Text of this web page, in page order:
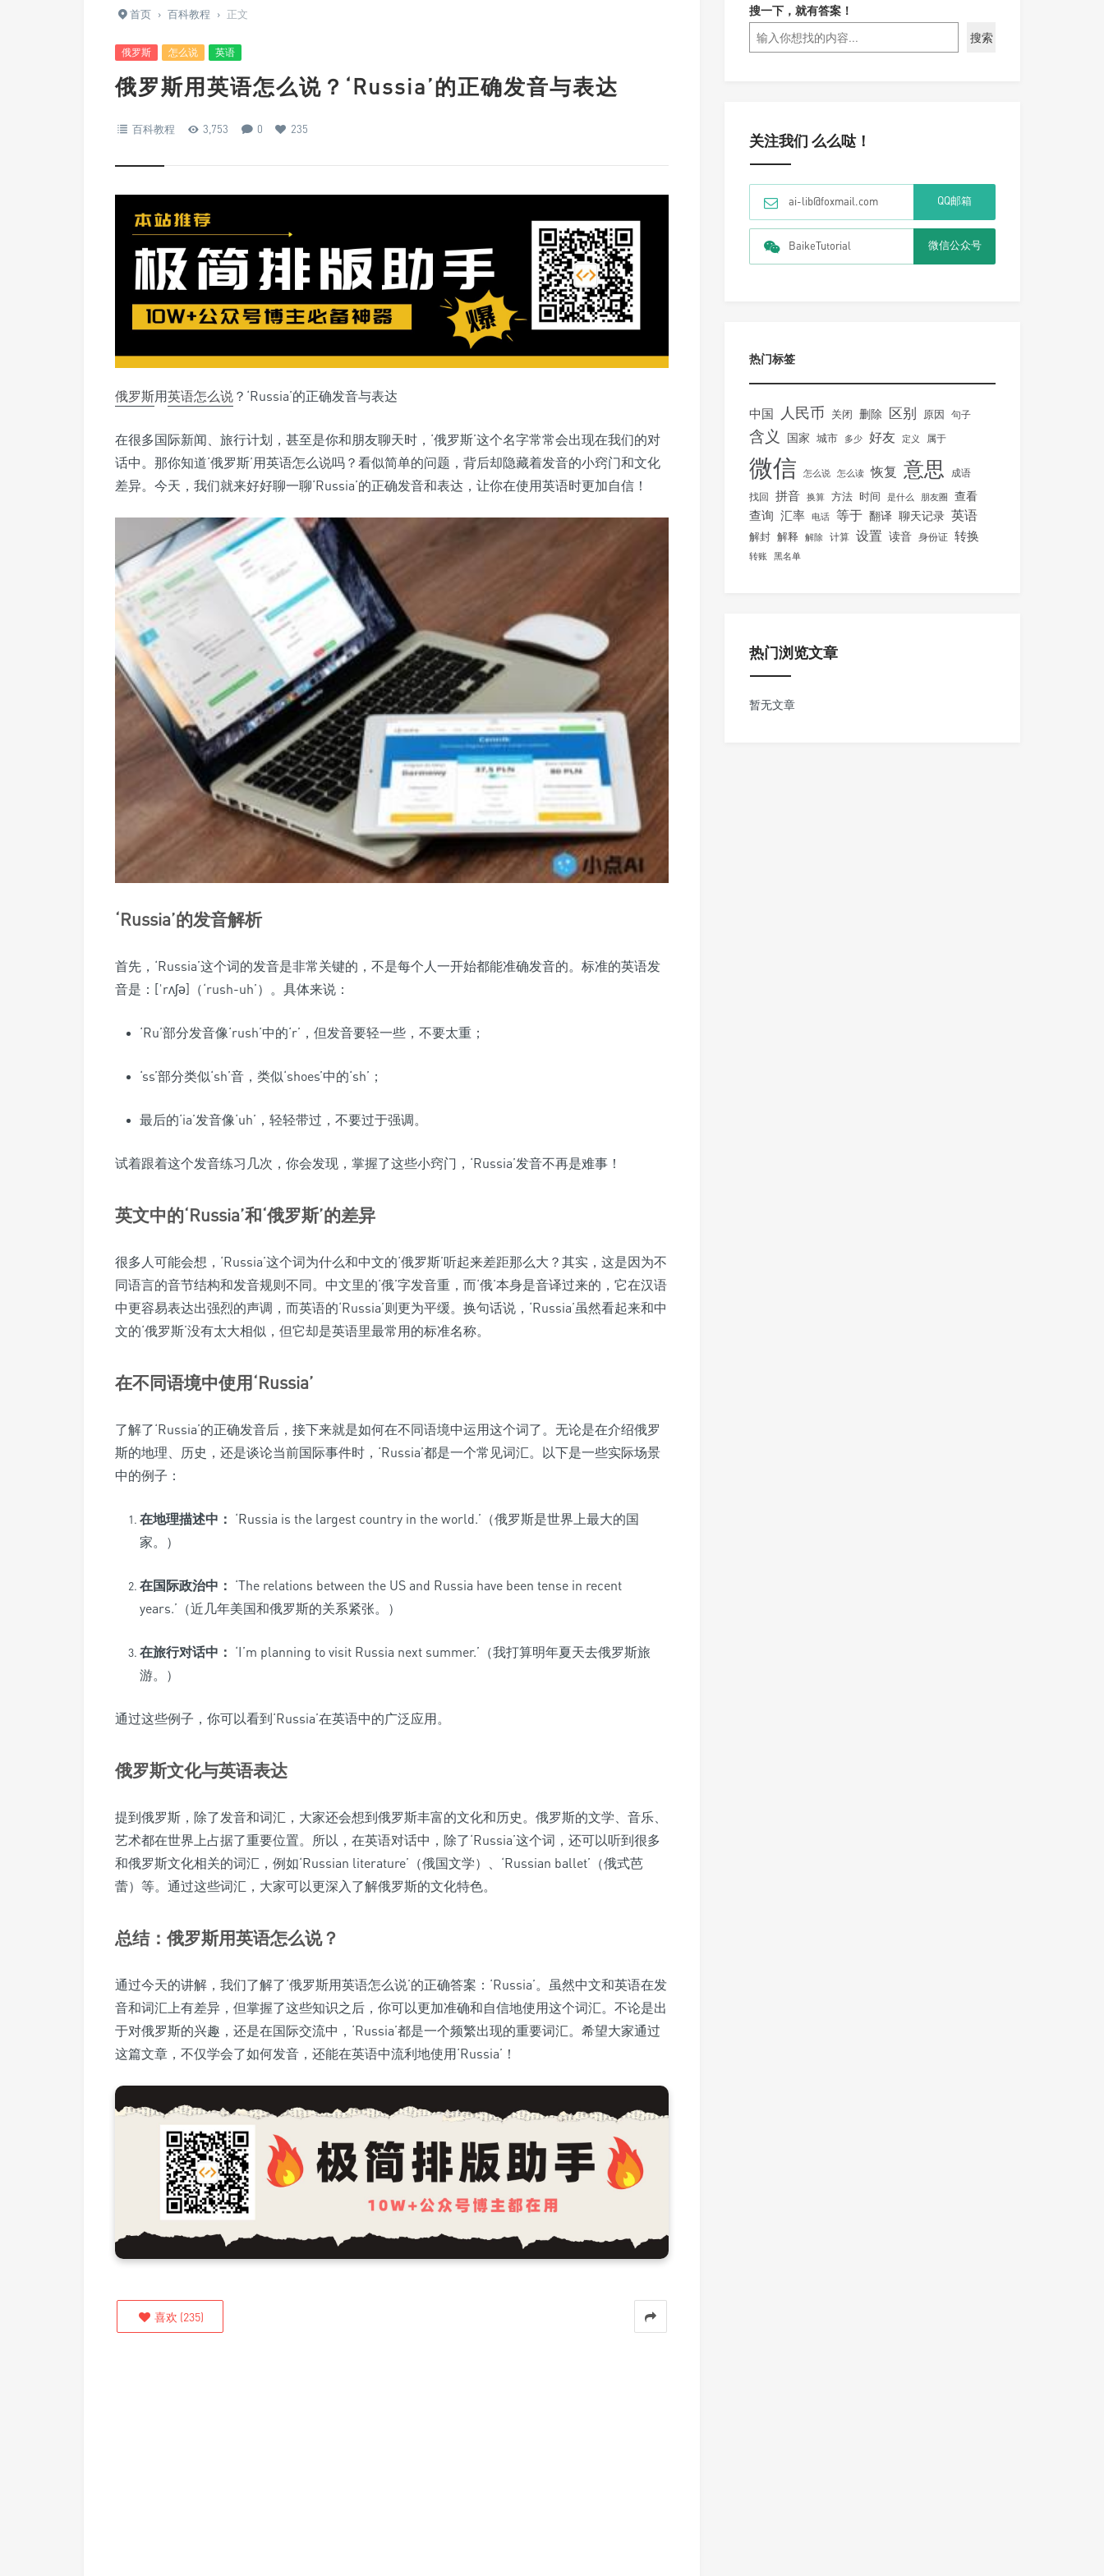
首页 › 百科教程 › 正文
俄罗斯 怎么说 英语
俄罗斯用英语怎么说？‘Russia’的正确发音与表达
百科教程 3,753 0 235
俄罗斯用英语怎么说 ？‘Russia’的正确发音与表达
在很多国际新闻、旅行计划，甚至是你和朋友聊天时，‘俄罗斯’这个名字常常会出现在我们的对
话中。那你知道‘俄罗斯’用英语怎么说吗？看似简单的问题，背后却隐藏着发音的小窍门和文化
差异。今天，我们就来好好聊一聊‘Russia’的正确发音和表达，让你在使用英语时更加自信！
‘Russia’的发音解析
首先，‘Russia’这个词的发音是非常关键的，不是每个人一开始都能准确发音的。标准的英语发
音是：[ˈrʌʃə]（‘rush-uh’）。具体来说：
‘Ru’部分发音像‘rush’中的‘r’，但发音要轻一些，不要太重；
‘ss’部分类似‘sh’音，类似‘shoes’中的‘sh’；
最后的‘ia’发音像‘uh’，轻轻带过，不要过于强调。
试着跟着这个发音练习几次，你会发现，掌握了这些小窍门，‘Russia’发音不再是难事！
英文中的‘Russia’和‘俄罗斯’的差异
很多人可能会想，‘Russia’这个词为什么和中文的‘俄罗斯’听起来差距那么大？其实，这是因为不
同语言的音节结构和发音规则不同。中文里的‘俄’字发音重，而‘俄’本身是音译过来的，它在汉语
中更容易表达出强烈的声调，而英语的‘Russia’则更为平缓。换句话说，‘Russia’虽然看起来和中
文的‘俄罗斯’没有太大相似，但它却是英语里最常用的标准名称。
在不同语境中使用‘Russia’
了解了‘Russia’的正确发音后，接下来就是如何在不同语境中运用这个词了。无论是在介绍俄罗
斯的地理、历史，还是谈论当前国际事件时，‘Russia’都是一个常见词汇。以下是一些实际场景
中的例子：
在地理描述中： ‘Russia is the largest country in the world.’（俄罗斯是世界上最大的国
家。）
在国际政治中： ‘The relations between the US and Russia have been tense in recent
years.’（近几年美国和俄罗斯的关系紧张。）
在旅行对话中： ‘I’m planning to visit Russia next summer.’（我打算明年夏天去俄罗斯旅
游。）
通过这些例子，你可以看到‘Russia’在英语中的广泛应用。
俄罗斯文化与英语表达
提到俄罗斯，除了发音和词汇，大家还会想到俄罗斯丰富的文化和历史。俄罗斯的文学、音乐、
艺术都在世界上占据了重要位置。所以，在英语对话中，除了‘Russia’这个词，还可以听到很多
和俄罗斯文化相关的词汇，例如‘Russian literature’（俄国文学）、‘Russian ballet’（俄式芭
蕾）等。通过这些词汇，大家可以更深入了解俄罗斯的文化特色。
总结：俄罗斯用英语怎么说？
通过今天的讲解，我们了解了‘俄罗斯用英语怎么说’的正确答案：‘Russia’。虽然中文和英语在发
音和词汇上有差异，但掌握了这些知识之后，你可以更加准确和自信地使用这个词汇。不论是出
于对俄罗斯的兴趣，还是在国际交流中，‘Russia’都是一个频繁出现的重要词汇。希望大家通过
这篇文章，不仅学会了如何发音，还能在英语中流利地使用‘Russia’！
喜欢 (235)
搜一下，就有答案！
搜索
关注我们 么么哒！
ai-lib@foxmail.com QQ邮箱
BaikeTutorial 微信公众号
热门标签
中国 人民币 关闭 删除 区别 原因 句子
含义 国家 城市 多少 好友 定义 属于
微信 怎么说 怎么读 恢复 意思 成语
找回 拼音 换算 方法 时间 是什么 朋友圈 查看
查询 汇率 电话 等于 翻译 聊天记录 英语
解封 解释 解除 计算 设置 读音 身份证 转换
转账 黑名单
热门浏览文章
暂无文章